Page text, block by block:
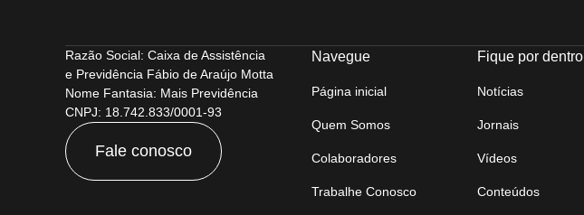
Razão Social: Caixa de Assistência
e Previdência Fábio de Araújo Motta
Nome Fantasia: Mais Previdência
CNPJ: 18.742.833/0001-93
Fale conosco
Navegue
Página inicial
Quem Somos
Colaboradores
Trabalhe Conosco
Fique por dentro
Notícias
Jornais
Vídeos
Conteúdos